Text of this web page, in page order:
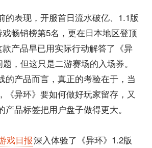
的表现，开服首日流水破亿、1.1版
畅销榜第5名，更在日本地区登顶
产品早已用实际行动解答了《异
，但这只是二游赛场的入场券。
的产品而言，真正的考验在于，当
《异环》要如何做好玩家留存，又
品标签把用户盘子做得更大。
戏日报深入体验了《异环》1.2版